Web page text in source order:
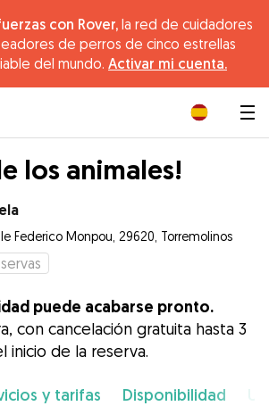
con Rover, la red de cuidadores
de perros de cinco estrellas
del mundo. Activar mi cuenta.
los animales!
Federico Monpou, 29620, Torremolinos
puede acabarse pronto.
con cancelación gratuita hasta 3
inicio de la reserva.
y tarifas Disponibilidad